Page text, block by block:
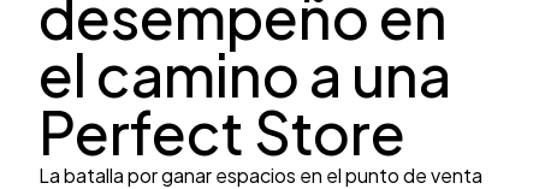
desempeño en
el camino a una
Perfect Store
La batalla por ganar espacios en el punto de venta